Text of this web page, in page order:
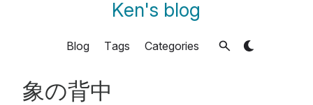
Ken's blog
Blog Tags Categories
象の背中